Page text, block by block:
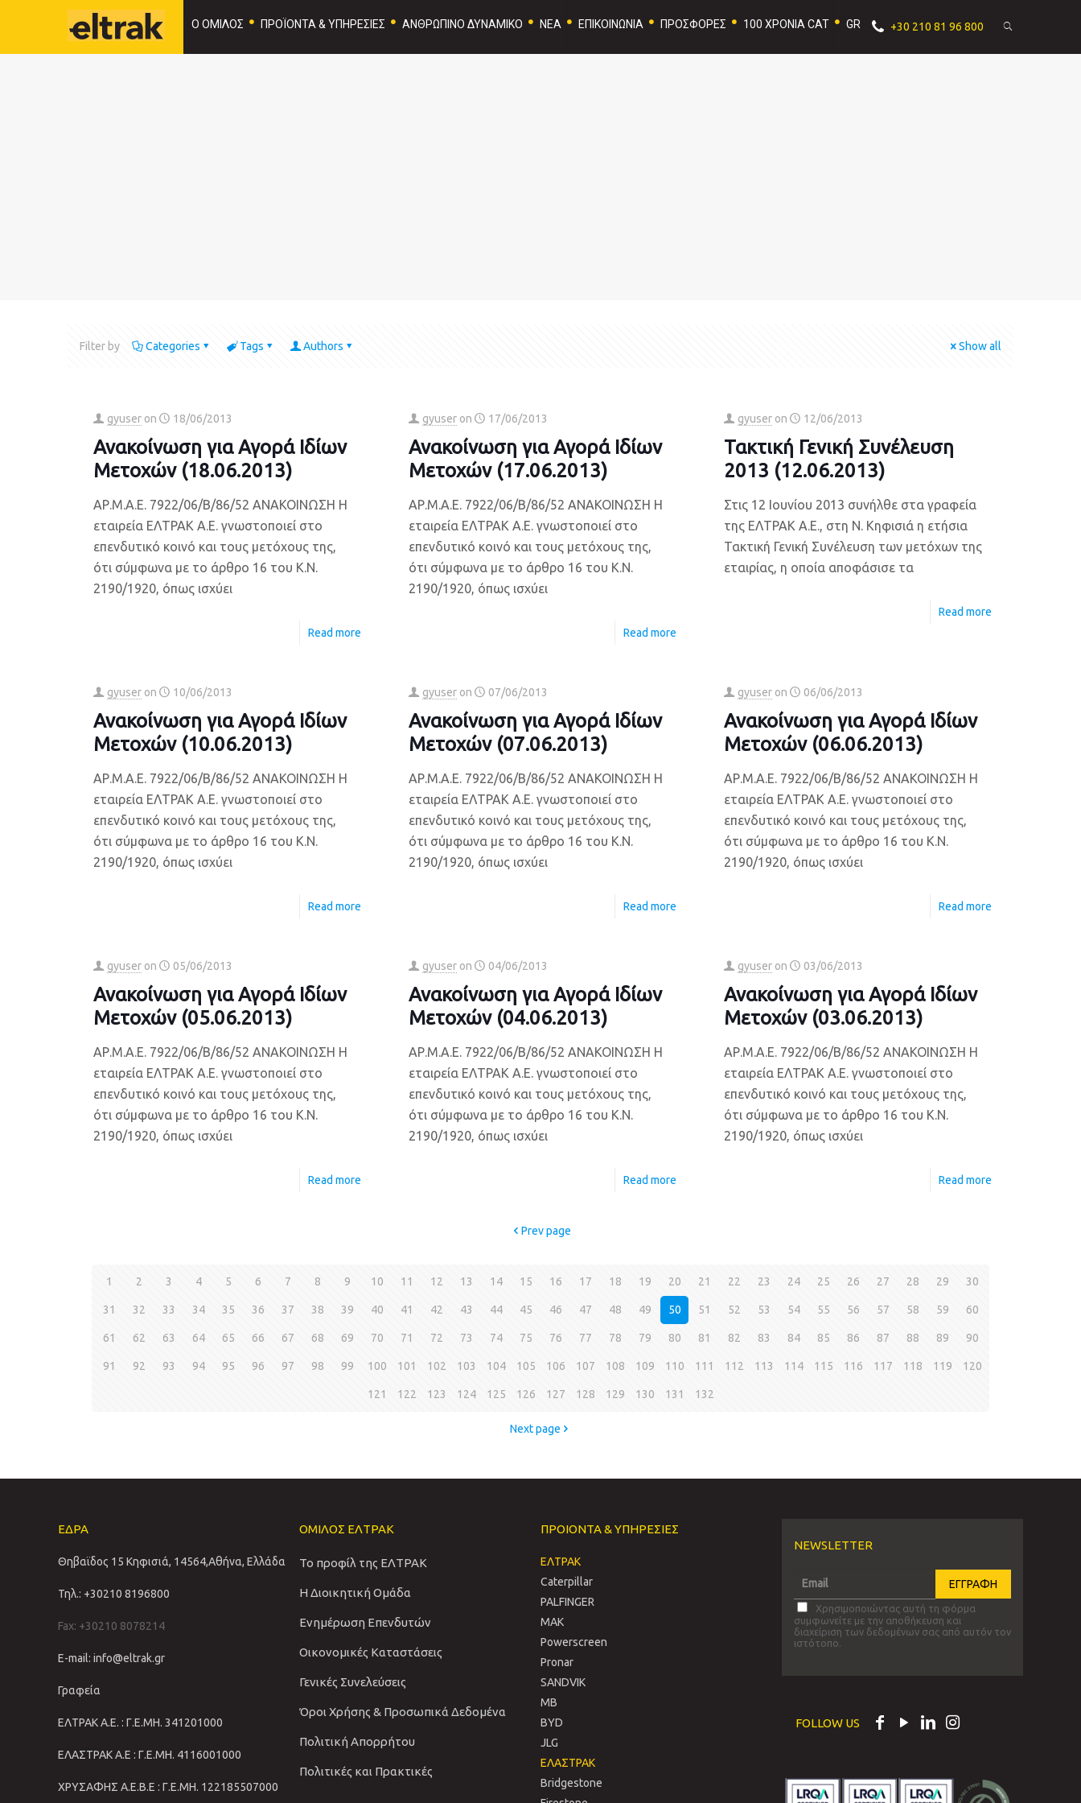
Ο ΟΜΙΛΟΣ ΠΡΟΪΟΝΤΑ & ΥΠΗΡΕΣΙΕΣ ΑΝΘΡΩΠΙΝΟ ΔΥΝΑΜΙΚΟ ΝΕΑ ΕΠΙΚΟΙΝΩΝΙΑ ΠΡΟΣΦΟΡΕΣ 100 ΧΡΟΝΙΑ CAT GR +30 210 81 96 800
Filter by Categories Tags Authors Show all
gyuser on 18/06/2013
Ανακοίνωση για Αγορά Ιδίων
Μετοχών (18.06.2013)
ΑΡ.Μ.Α.Ε. 7922/06/Β/86/52 ΑΝΑΚΟΙΝΩΣΗ Η
εταιρεία ΕΛΤΡΑΚ Α.Ε. γνωστοποιεί στο
επενδυτικό κοινό και τους μετόχους της,
ότι σύμφωνα με το άρθρο 16 του Κ.Ν.
2190/1920, όπως ισχύει
Read more
gyuser on 17/06/2013
Ανακοίνωση για Αγορά Ιδίων
Μετοχών (17.06.2013)
ΑΡ.Μ.Α.Ε. 7922/06/Β/86/52 ΑΝΑΚΟΙΝΩΣΗ Η
εταιρεία ΕΛΤΡΑΚ Α.Ε. γνωστοποιεί στο
επενδυτικό κοινό και τους μετόχους της,
ότι σύμφωνα με το άρθρο 16 του Κ.Ν.
2190/1920, όπως ισχύει
Read more
gyuser on 12/06/2013
Τακτική Γενική Συνέλευση
2013 (12.06.2013)
Στις 12 Ιουνίου 2013 συνήλθε στα γραφεία
της ΕΛΤΡΑΚ Α.Ε., στη Ν. Κηφισιά η ετήσια
Τακτική Γενική Συνέλευση των μετόχων της
εταιρίας, η οποία αποφάσισε τα
Read more
gyuser on 10/06/2013
Ανακοίνωση για Αγορά Ιδίων
Μετοχών (10.06.2013)
ΑΡ.Μ.Α.Ε. 7922/06/Β/86/52 ΑΝΑΚΟΙΝΩΣΗ Η
εταιρεία ΕΛΤΡΑΚ Α.Ε. γνωστοποιεί στο
επενδυτικό κοινό και τους μετόχους της,
ότι σύμφωνα με το άρθρο 16 του Κ.Ν.
2190/1920, όπως ισχύει
Read more
gyuser on 07/06/2013
Ανακοίνωση για Αγορά Ιδίων
Μετοχών (07.06.2013)
ΑΡ.Μ.Α.Ε. 7922/06/Β/86/52 ΑΝΑΚΟΙΝΩΣΗ Η
εταιρεία ΕΛΤΡΑΚ Α.Ε. γνωστοποιεί στο
επενδυτικό κοινό και τους μετόχους της,
ότι σύμφωνα με το άρθρο 16 του Κ.Ν.
2190/1920, όπως ισχύει
Read more
gyuser on 06/06/2013
Ανακοίνωση για Αγορά Ιδίων
Μετοχών (06.06.2013)
ΑΡ.Μ.Α.Ε. 7922/06/Β/86/52 ΑΝΑΚΟΙΝΩΣΗ Η
εταιρεία ΕΛΤΡΑΚ Α.Ε. γνωστοποιεί στο
επενδυτικό κοινό και τους μετόχους της,
ότι σύμφωνα με το άρθρο 16 του Κ.Ν.
2190/1920, όπως ισχύει
Read more
gyuser on 05/06/2013
Ανακοίνωση για Αγορά Ιδίων
Μετοχών (05.06.2013)
ΑΡ.Μ.Α.Ε. 7922/06/Β/86/52 ΑΝΑΚΟΙΝΩΣΗ Η
εταιρεία ΕΛΤΡΑΚ Α.Ε. γνωστοποιεί στο
επενδυτικό κοινό και τους μετόχους της,
ότι σύμφωνα με το άρθρο 16 του Κ.Ν.
2190/1920, όπως ισχύει
Read more
gyuser on 04/06/2013
Ανακοίνωση για Αγορά Ιδίων
Μετοχών (04.06.2013)
ΑΡ.Μ.Α.Ε. 7922/06/Β/86/52 ΑΝΑΚΟΙΝΩΣΗ Η
εταιρεία ΕΛΤΡΑΚ Α.Ε. γνωστοποιεί στο
επενδυτικό κοινό και τους μετόχους της,
ότι σύμφωνα με το άρθρο 16 του Κ.Ν.
2190/1920, όπως ισχύει
Read more
gyuser on 03/06/2013
Ανακοίνωση για Αγορά Ιδίων
Μετοχών (03.06.2013)
ΑΡ.Μ.Α.Ε. 7922/06/Β/86/52 ΑΝΑΚΟΙΝΩΣΗ Η
εταιρεία ΕΛΤΡΑΚ Α.Ε. γνωστοποιεί στο
επενδυτικό κοινό και τους μετόχους της,
ότι σύμφωνα με το άρθρο 16 του Κ.Ν.
2190/1920, όπως ισχύει
Read more
Prev page
1 2 3 4 5 6 7 8 9 10 11 12 13 14 15 16 17 18 19 20 21 22 23 24 25 26 27 28 29 30
31 32 33 34 35 36 37 38 39 40 41 42 43 44 45 46 47 48 49 50 51 52 53 54 55 56 57 58 59 60
61 62 63 64 65 66 67 68 69 70 71 72 73 74 75 76 77 78 79 80 81 82 83 84 85 86 87 88 89 90
91 92 93 94 95 96 97 98 99 100 101 102 103 104 105 106 107 108 109 110 111 112 113 114 115 116 117 118 119 120
121 122 123 124 125 126 127 128 129 130 131 132
Next page
ΕΔΡΑ
Θηβαϊδος 15 Κηφισιά, 14564,Αθήνα, Ελλάδα
Τηλ.: +30210 8196800
Fax: +30210 8078214
E-mail: info@eltrak.gr
Γραφεία
ΕΛΤΡΑΚ Α.Ε. : Γ.Ε.ΜΗ. 341201000
ΕΛΑΣΤΡΑΚ Α.Ε : Γ.Ε.ΜΗ. 4116001000
ΧΡΥΣΑΦΗΣ Α.Ε.Β.Ε : Γ.Ε.ΜΗ. 122185507000
ΟΜΙΛΟΣ ΕΛΤΡΑΚ
Το προφίλ της ΕΛΤΡΑΚ
Η Διοικητική Ομάδα
Ενημέρωση Επενδυτών
Οικονομικές Καταστάσεις
Γενικές Συνελεύσεις
Όροι Χρήσης & Προσωπικά Δεδομένα
Πολιτική Απορρήτου
Πολιτικές και Πρακτικές
ΠΡΟΙΟΝΤΑ & ΥΠΗΡΕΣΙΕΣ
ΕΛΤΡΑΚ
Caterpillar
PALFINGER
MAK
Powerscreen
Pronar
SANDVIΚ
MB
BYD
JLG
ΕΛΑΣΤΡΑΚ
Bridgestone
NEWSLETTER
Χρησιμοποιώντας αυτή τη φόρμα
συμφωνείτε με την αποθήκευση και
διαχείριση των δεδομένων σας από αυτόν τον
ιστότοπο.
FOLLOW US